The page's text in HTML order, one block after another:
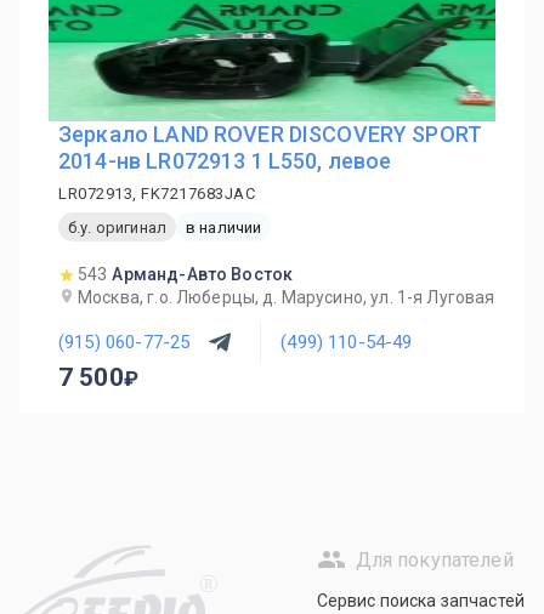
Зеркало LAND ROVER DISCOVERY SPORT
2014-нв LR072913 1 L550, левое
LR072913, FK7217683JAC
б.у. оригинал
в наличии
543 Арманд-Авто Восток
Москва, г.о. Люберцы, д. Марусино, ул. 1-я Луговая
(915) 060-77-25 (499) 110-54-49
7 500
R
Для покупателей
Сервис поиска запчастей